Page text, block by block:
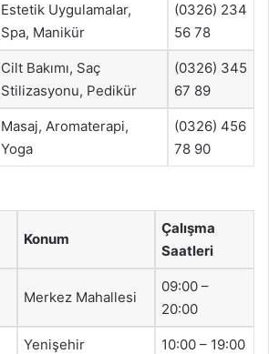
Estetik Uygulamalar,
Spa, Manikür
(0326) 234
56 78
Cilt Bakımı, Saç
Stilizasyonu, Pedikür
(0326) 345
67 89
Masaj, Aromaterapi,
Yoga
(0326) 456
78 90
Konum
Çalışma
Saatleri
Merkez Mahallesi
09:00 –
20:00
Yenişehir 10:00 – 19:00